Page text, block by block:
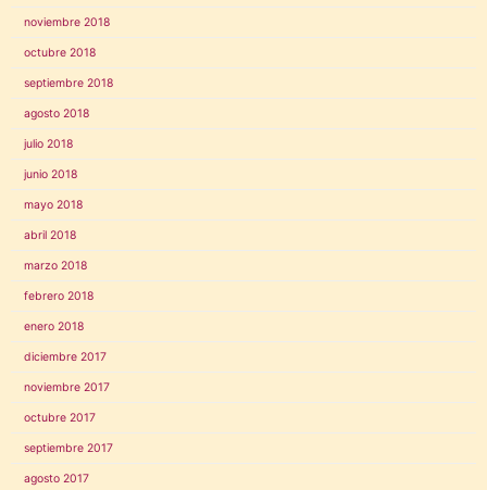
noviembre 2018
octubre 2018
septiembre 2018
agosto 2018
julio 2018
junio 2018
mayo 2018
abril 2018
marzo 2018
febrero 2018
enero 2018
diciembre 2017
noviembre 2017
octubre 2017
septiembre 2017
agosto 2017